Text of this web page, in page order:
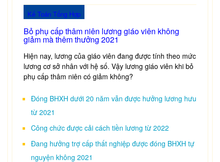
Kế Toán Tổng Hợp
Bỏ phụ cấp thâm niên lương giáo viên không
giảm mà thêm thưởng 2021
Hiện nay, lương của giáo viên đang được tính theo mức
lương cơ sở nhân với hệ số. Vậy lương giáo viên khi bỏ
phụ cấp thâm niên có giảm không?
Đóng BHXH dưới 20 năm vẫn được hưởng lương hưu
từ 2021
Công chức được cải cách tiền lương từ 2022
Đang hưởng trợ cấp thất nghiệp được đóng BHXH tự
nguyện không 2021